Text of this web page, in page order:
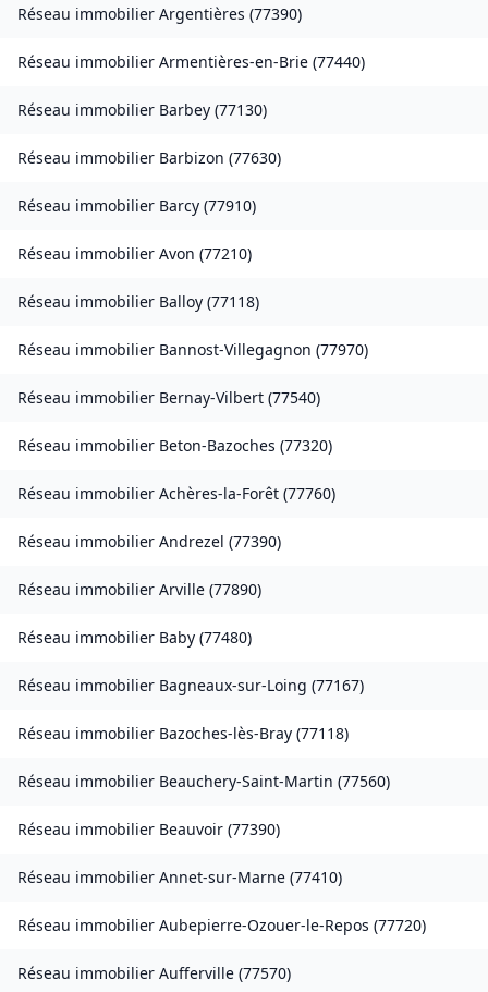
Réseau immobilier Argentières (77390)
Réseau immobilier Armentières-en-Brie (77440)
Réseau immobilier Barbey (77130)
Réseau immobilier Barbizon (77630)
Réseau immobilier Barcy (77910)
Réseau immobilier Avon (77210)
Réseau immobilier Balloy (77118)
Réseau immobilier Bannost-Villegagnon (77970)
Réseau immobilier Bernay-Vilbert (77540)
Réseau immobilier Beton-Bazoches (77320)
Réseau immobilier Achères-la-Forêt (77760)
Réseau immobilier Andrezel (77390)
Réseau immobilier Arville (77890)
Réseau immobilier Baby (77480)
Réseau immobilier Bagneaux-sur-Loing (77167)
Réseau immobilier Bazoches-lès-Bray (77118)
Réseau immobilier Beauchery-Saint-Martin (77560)
Réseau immobilier Beauvoir (77390)
Réseau immobilier Annet-sur-Marne (77410)
Réseau immobilier Aubepierre-Ozouer-le-Repos (77720)
Réseau immobilier Aufferville (77570)